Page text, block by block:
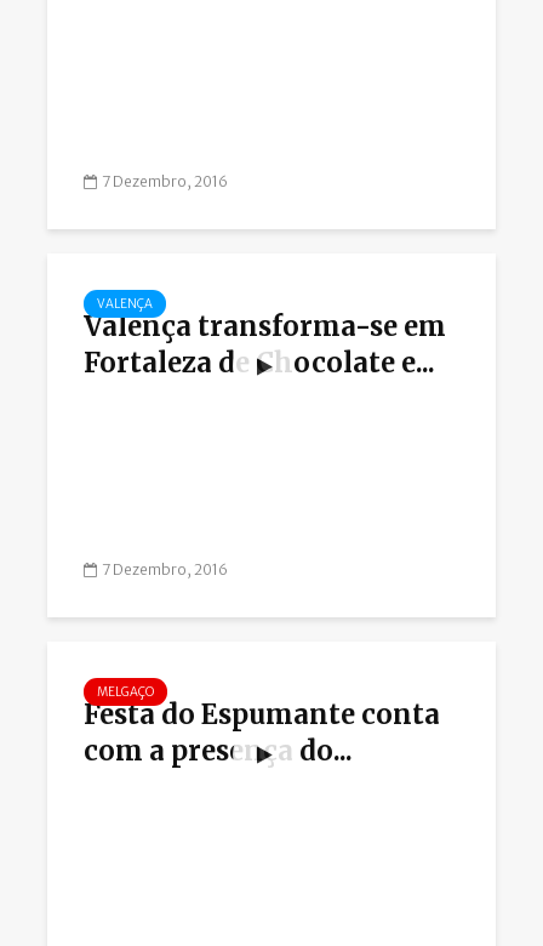
7 Dezembro, 2016
VALENÇA
Valença transforma-se em
Fortaleza de Chocolate e...
7 Dezembro, 2016
MELGAÇO
Festa do Espumante conta
com a presença do...